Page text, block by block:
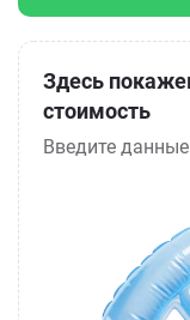
Здесь
стоимость
Введите